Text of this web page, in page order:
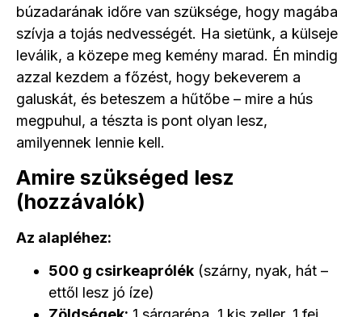
búzadarának időre van szüksége, hogy magába
szívja a tojás nedvességét. Ha sietünk, a külseje
leválik, a közepe meg kemény marad. Én mindig
azzal kezdem a főzést, hogy bekeverem a
galuskát, és beteszem a hűtőbe – mire a hús
megpuhul, a tészta is pont olyan lesz,
amilyennek lennie kell.
Amire szükséged lesz
(hozzávalók)
Az alapléhez:
500 g csirkeaprólék (szárny, nyak, hát –
ettől lesz jó íze)